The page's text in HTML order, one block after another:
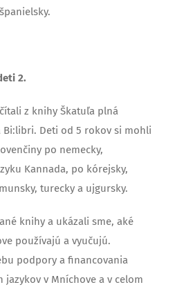
2.
z knihy Škatuľa plná
Bi:libri. Deti od 5 rokov si mohli
po nemecky,
Kannada, po kórejsky,
turecky a ujgursky.
knihy a ukázali sme, aké
používajú a vyučujú.
podpory a financovania
jazykov v Mníchove a v celom